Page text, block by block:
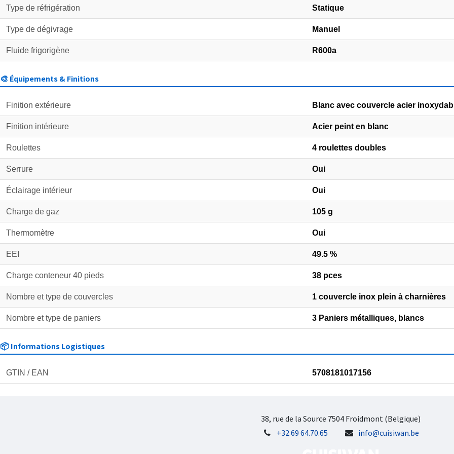
Type de réfrigération Statique
Type de dégivrage Manuel
Fluide frigorigène R600a
🎨 Équipements & Finitions
Finition extérieure Blanc avec couvercle acier
Finition intérieure Acier peint en blanc
Roulettes 4 roulettes doubles
Serrure Oui
Éclairage intérieur Oui
Charge de gaz 105 g
Thermomètre Oui
EEI 49.5 %
Charge conteneur 40 pieds 38 pces
Nombre et type de couvercles 1 couvercle inox plein à charnières
Nombre et type de paniers 3 Paniers métalliques, blancs
📦 Informations Logistiques
GTIN / EAN 5708181017156
38, rue de la Source 7504 Froidmont (Belgique)
+32 69 64.70.65
info@cuisiwan.be